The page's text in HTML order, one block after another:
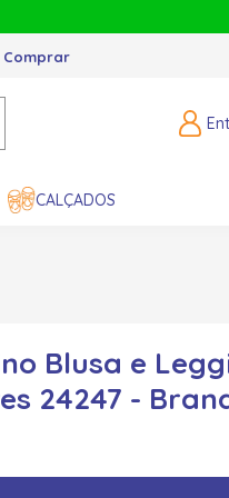
Comprar
CALÇADOS
Blusa e
24247 -